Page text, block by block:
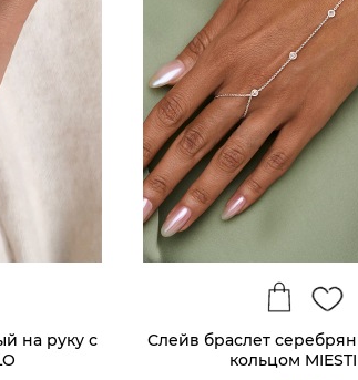
на руку с
Слейв браслет
кольцом